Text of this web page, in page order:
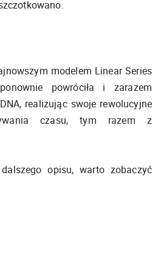
modelem Linear Series
powróciła i zarazem
realizując swoje rewolucyjne
czasu, tym razem z
opisu, warto zobaczyć